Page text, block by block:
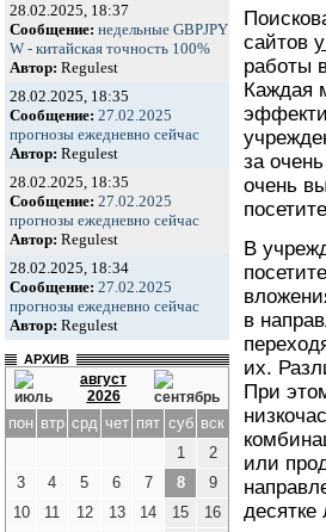
28.02.2025, 18:37
Сообщение: недельные GBPJPY
W - китайская точность 100%
Автор: Regulest
28.02.2025, 18:35
Сообщение: 27.02.2025
прогнозы ежедневно сейчас
Автор: Regulest
28.02.2025, 18:35
Сообщение: 27.02.2025
прогнозы ежедневно сейчас
Автор: Regulest
28.02.2025, 18:34
Сообщение: 27.02.2025
прогнозы ежедневно сейчас
Автор: Regulest
АРХИВ
август
2026
пон втр срд чет пят суб вск
1
2
3
4 5 6 7 8
9
10
11 12 13 14 15
16
сайтов
работы
Каждая
за
очень
В
в
их.
При
или